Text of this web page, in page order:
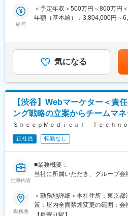
■業務の魅力
そのため、「来院率」や「契約
ータまで把握したマーケティン
そのデータを武器に、事業収益
立案し、自分の運用でクリニッ
び、売上が上がっていくという
変更の範囲：会社の定める業務
◇マーケティング戦略・戦術立案
◇プロジェクトマネジメント
グのご経験も積むことが可能です
矯正器具の製造・販売を行ってい
キレイライン矯正は、美容クリニ
ち上げを行った医師でもある当社
マーケティング会社の代表がタッ
なる人を増やしたい」という志に
『高額でハードルが高い』という
方の歯の悩みを解決したいとブ
万人以上の患者様が笑顔になるお
2022年6月にマーケティングに特
SheepMedical Technologies株式
設立し、キレイライン矯正だけに
患者様を笑顔にするサービスを展
給与
＜予定年収＞500万円～800万円
年額（基本給）：3,804,000円～
金はあくまでも目安の金額であ
があります。月給(月額)は固定手
気になる
【渋谷】Webマーケター＜責
ング戦略の立案からチームマ
ＳｈｅｅｐＭｅｄｉｃａｌ Ｔｅｃｈｎ
正社員 転勤なし
仕事内容
■業務概要：
当社に所属いただき、グループ
■業務内容詳細：
◇マーケティング戦略の立案
勤務地
＜勤務地詳細＞本社住所：東京
策：屋内全面禁煙変更の範囲：
ーク含む）